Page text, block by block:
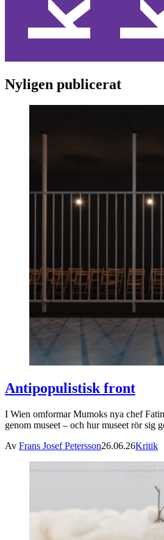
Nyligen publicerat
Antipopulistisk front
I Wien omformar Mumoks nya chef
genom museet – och hur museet rör sig
Av Frans Josef Petersson26.06.26Kritik